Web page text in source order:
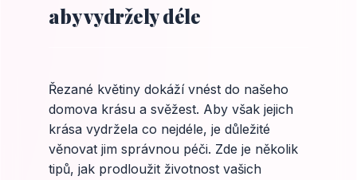
aby vydržely déle
Řezané květiny dokáží vnést do našeho
domova krásu a svěžest. Aby však jejich
krása vydržela co nejdéle, je důležité
věnovat jim správnou péči. Zde je několik
tipů, jak prodloužit životnost vašich